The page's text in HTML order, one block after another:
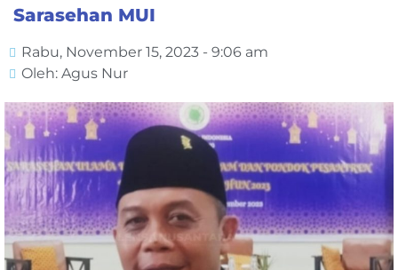
Sarasehan MUI
Rabu, November 15, 2023 - 9:06 am
Oleh: Agus Nur